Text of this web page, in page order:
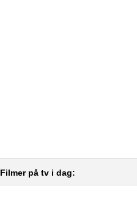
Filmer på tv i dag: